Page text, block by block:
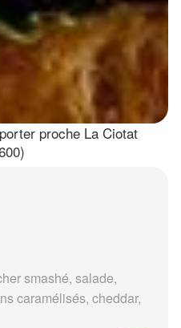
proche La Ciotat
smashé, salade,
caramélisés, cheddar,